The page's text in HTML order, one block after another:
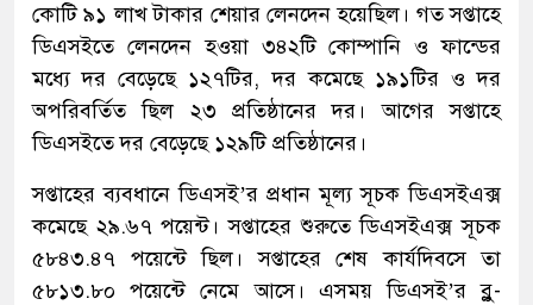
কোটি ৯১ লাখ টাকার শেয়ার লেনদেন হয়েছিল। গত সপ্তাহে
ডিএসইতে লেনদেন হওয়া ৩৪২টি কোম্পানি ও ফান্ডের
মধ্যে দর বেড়েছে ১২৭টির, দর কমেছে ১৯১টির ও দর
অপরিবর্তিত ছিল ২৩ প্রতিষ্ঠানের দর। আগের সপ্তাহে
ডিএসইতে দর বেড়েছে ১২৯টি প্রতিষ্ঠানের।
সপ্তাহের ব্যবধানে ডিএসই’র প্রধান মূল্য সূচক ডিএসইএক্স
কমেছে ২৯.৬৭ পয়েন্ট। সপ্তাহের শুরুতে ডিএসইএক্স সূচক
৫৮৪৩.৪৭ পয়েন্টে ছিল। সপ্তাহের শেষ কার্যদিবসে তা
৫৮১৩.৮০ পয়েন্টে নেমে আসে। এসময় ডিএসই’র ব্লু-